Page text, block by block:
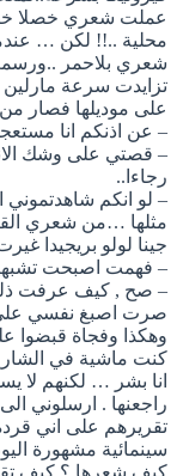
عملت شعري خصلا
محلية ..!! لكن …
شعري بلاحمر
تزايدت سرعة
على موديلها فصار من
– عن اذنكم انا
– قصتي على وشك
رجاءا..
– لو انكم
مثلها …من شعري
جينا لولو بريجيدا
– فهمت اصبحت
– صح , كيف عرفت
صرت اصبغ نفسي على
وهكذا وفجاة قبضوا
كنت ماشية في
انا بشر … لكنهم لا
راجعنها . ارسلوني
تقريرهم على اني
سينمائية مشهورة
كيف شعرها ؟ كيف